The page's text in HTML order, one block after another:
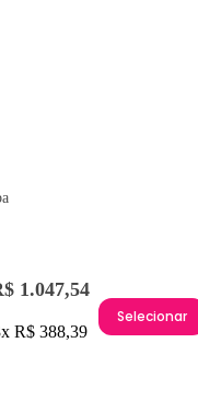
1.047,54
R$ 388,39
Selecionar